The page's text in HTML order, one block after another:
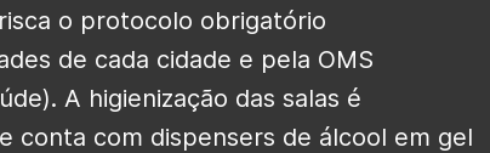
o protocolo obrigatório
de cada cidade e pela OMS
A higienização das salas é
conta com dispensers de álcool em gel